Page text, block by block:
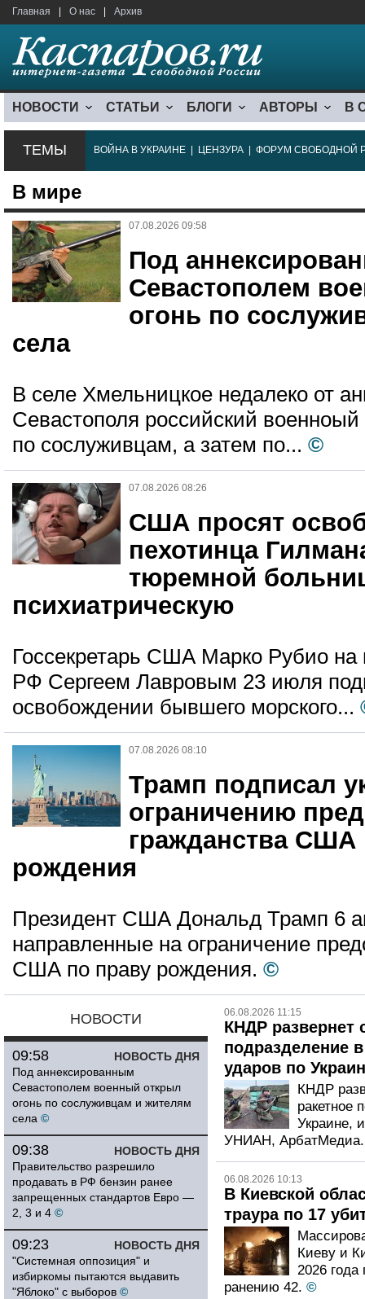
Главная О нас Архив
НОВОСТИ СТАТЬИ БЛОГИ АВТОРЫ В
ТЕМЫ ВОЙНА В УКРАИНЕ ЦЕНЗУРА ФОРУМ СВОБОДНОЙ
В мире
07.08.2026 09:58
Под
Севастополем
огонь по
села
В селе Хмельницкое недалеко от
Севастополя российский военноый
по сослуживцам, а затем по... ©
07.08.2026 08:26
США просят
пехотинца
тюремной
психиатрическую
Госсекретарь США Марко Рубио
РФ Сергеем Лавровым 23 июля
освобождении бывшего морского...
07.08.2026 08:10
Трамп подписал
ограничению
гражданства США
рождения
Президент США Дональд Трамп 6
направленные на ограничение
США по праву рождения. ©
НОВОСТИ
НОВОСТЬ ДНЯ
09:58
Под аннексированным
Севастополем военный открыл
огонь по сослуживцам и жителям
села ©
НОВОСТЬ ДНЯ
09:38
Правительство разрешило
продавать в РФ бензин ранее
запрещенных стандартов Евро —
2, 3 и 4 ©
НОВОСТЬ ДНЯ
09:23
"Системная оппозиция" и
избиркомы пытаются выдавить
"Яблоко" с выборов ©
06.08.2026 11:15
КНДР развернет
подразделение
ударов по
КНДР
ракетное
Украине,
УНИАН, АрбатМедиа.
06.08.2026 10:13
В Киевской
траура по 17
Киеву и
2026 года
ранению 42. ©